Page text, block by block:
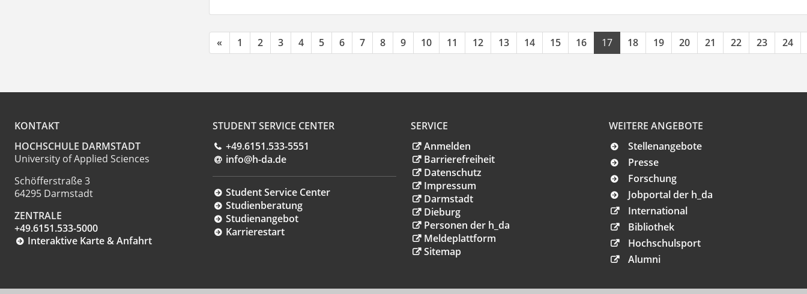
« 1 2 3 4 5 6 7 8 9 10 11 12 13 14 15 16 17 18 19 20 21 22 23 24
KONTAKT
HOCHSCHULE DARMSTADT
University of Applied Sciences
Schöfferstraße 3
64295 Darmstadt
ZENTRALE
+49.6151.533-5000
Interaktive Karte & Anfahrt
STUDENT SERVICE CENTER
+49.6151.533-5551
info@h-da.de
Student Service Center
Studienberatung
Studienangebot
Karrierestart
SERVICE
Anmelden
Barrierefreiheit
Datenschutz
Impressum
Darmstadt
Dieburg
Personen der h_da
Meldeplattform
Sitemap
WEITERE ANGEBOTE
Stellenangebote
Presse
Forschung
Jobportal der h_da
International
Bibliothek
Hochschulsport
Alumni